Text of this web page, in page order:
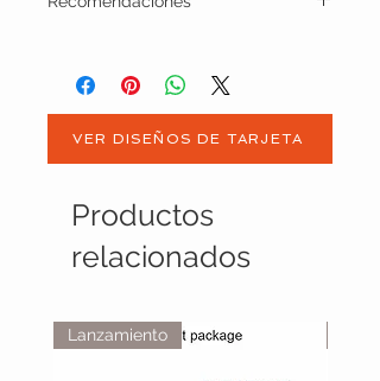
VER DISEÑOS DE TARJETA
Productos
relacionados
Lanzamiento